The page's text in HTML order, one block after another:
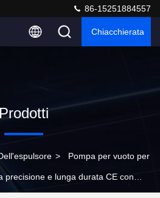
86-15251884557
Chiacchierata
Prodotti
> Pompa per vuoto per
precisione e lunga durata CE con